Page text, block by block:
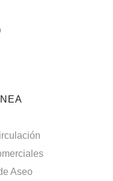
Aseo